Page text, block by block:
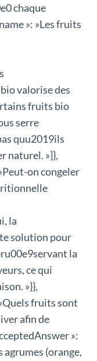
chaque
»: »Les fruits
valorise des
fruits bio
serre
quu2019ils
naturel. »}},
on congeler
la
solution pour
la
ce qui
»}},
fruits sont
afin de
»:
agrumes (orange,